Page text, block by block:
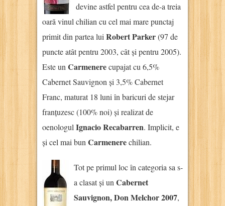
devine astfel pentru cea de-a treia
oară vinul chilian cu cel mai mare punctaj
primit din partea lui Robert Parker(97 de
puncte atât pentru 2003, cât și pentru 2005).
Este un Carmenerecupajat cu 6,5%
Cabernet Sauvignon și 3,5% Cabernet
Franc, maturat 18 luni în baricuri de stejar
franțuzesc (100% noi) și realizat de
oenologul Ignacio Recabarren. Implicit, e
și cel mai bun Carmenerechilian.
Tot pe primul loc în categoria sa s-
a clasat și un Cabernet
Sauvignon, Don Melchor 2007,